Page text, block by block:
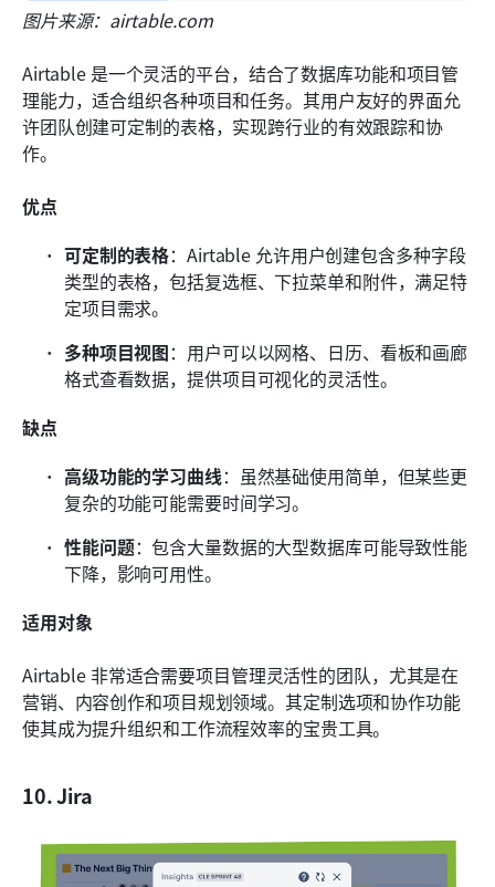
图片来源：airtable.com
Airtable 是一个灵活的平台，结合了数据库功能和项目管
理能力，适合组织各种项目和任务。其用户友好的界面允
许团队创建可定制的表格，实现跨行业的有效跟踪和协
作。
优点
可定制的表格：Airtable 允许用户创建包含多种字段
类型的表格，包括复选框、下拉菜单和附件，满足特
定项目需求。
多种项目视图：用户可以以网格、日历、看板和画廊
格式查看数据，提供项目可视化的灵活性。
缺点
高级功能的学习曲线：虽然基础使用简单，但某些更
复杂的功能可能需要时间学习。
性能问题：包含大量数据的大型数据库可能导致性能
下降，影响可用性。
适用对象
Airtable 非常适合需要项目管理灵活性的团队，尤其是在
营销、内容创作和项目规划领域。其定制选项和协作功能
使其成为提升组织和工作流程效率的宝贵工具。
10. Jira